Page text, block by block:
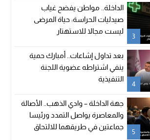
3
الداخلة.. مواطن يفضح غياب
صيدليات الحراسة: حياة المرضى
ليست مجالا للاستهتار
4
بعد تداول إشاعات.. أمبارك حمية
ينفي اشتراطه عضوية اللجنة
التنفيذية
5
جهة الداخلة – وادي الذهب.. الأصالة
والمعاصرة يواصل التمدد ورئيسا
جماعتين في طريقهما للالتحاق